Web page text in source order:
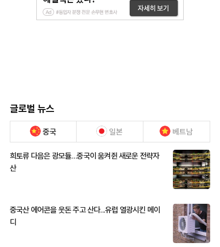
글로벌 뉴스
중국 일본 베트남
희토류 다음은 광모듈…중국이 움켜쥔 새로운 전략자
산
중국산 에어콘을 웃돈 주고 산다...유럽 열광시킨 메이
디